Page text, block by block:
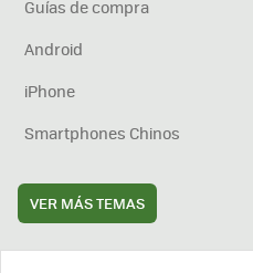
Guías de compra
Android
iPhone
Smartphones Chinos
VER MÁS TEMAS